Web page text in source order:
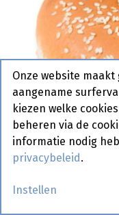
7154
Onze website
aangename
kiezen welke
beheren via de
informatie nodig
privacybeleid .
Instellen